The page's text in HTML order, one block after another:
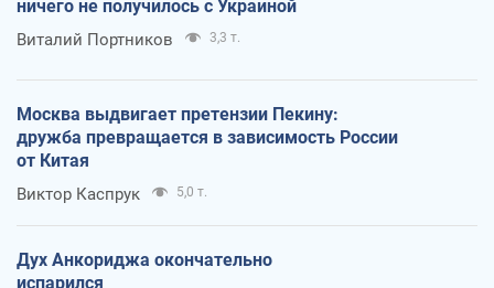
ничего не получилось с Украиной
Виталий Портников 3,3 т.
Москва выдвигает претензии Пекину:
дружба превращается в зависимость России
от Китая
Виктор Каспрук 5,0 т.
Дух Анкориджа окончательно
испарился